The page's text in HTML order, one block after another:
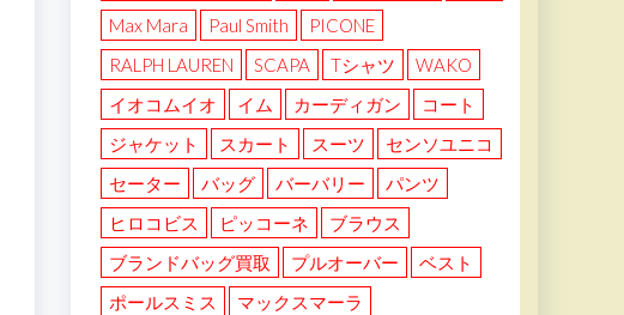
Max Mara
Paul Smith
PICONE
RALPH LAUREN
SCAPA Tシャツ
WAKO
イオコムイオ
イム カーディガン
コート
ジャケット
スカート スーツ
センソユニコ
セーター
バッグ バーバリー
パンツ
ヒロコビス
ピッコーネ
ブラウス
ブランドバッグ買取
プルオーバー
ベスト
ポールスミス
マックスマーラ